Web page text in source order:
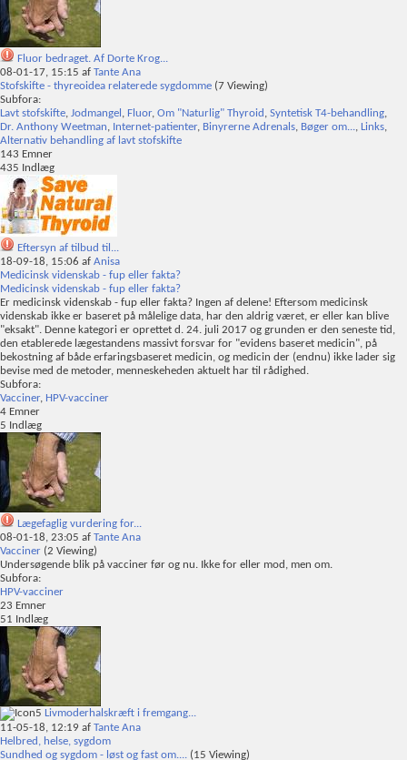
Fluor bedraget. Af Dorte Krog...
08-01-17, 15:15 af Tante Ana
Stofskifte - thyreoidea relaterede sygdomme (7 Viewing)
Subfora:
Lavt stofskifte, Jodmangel , Fluor, Om "Naturlig" Thyroid , Syntetisk T4-behandling,
Dr. Anthony Weetman, Internet-patienter, Binyrerne Adrenals, Bøger om..., Links,
Alternativ behandling af lavt stofskifte
143 Emner
435 Indlæg
Eftersyn af tilbud til...
18-09-18, 15:06 af Anisa
Medicinsk videnskab - fup eller fakta?
Medicinsk videnskab - fup eller fakta?
Er medicinsk videnskab - fup eller fakta? Ingen af delene! Eftersom medicinsk
videnskab ikke er baseret på målelige data, har den aldrig været, er eller kan blive
"eksakt". Denne kategori er oprettet d. 24. juli 2017 og grunden er den seneste tid,
den etablerede lægestandens massivt forsvar for "evidens baseret medicin", på
bekostning af både erfaringsbaseret medicin, og medicin der (endnu) ikke lader sig
bevise med de metoder, menneskeheden aktuelt har til rådighed.
Subfora:
Vacciner, HPV-vacciner
4 Emner
5 Indlæg
Lægefaglig vurdering for...
08-01-18, 23:05 af Tante Ana
Vacciner (2 Viewing)
Undersøgende blik på vacciner før og nu. Ikke for eller mod, men om.
Subfora:
HPV-vacciner
23 Emner
51 Indlæg
Livmoderhalskræft i fremgang...
11-05-18, 12:19 af Tante Ana
Helbred, helse, sygdom
Sundhed og sygdom - løst og fast om.... (15 Viewing)